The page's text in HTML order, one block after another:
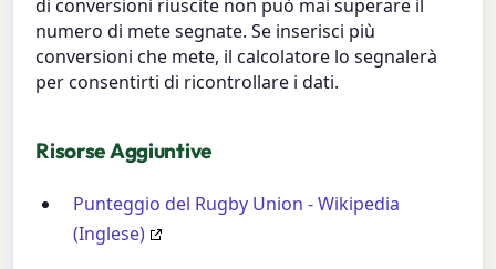
di conversioni riuscite non può mai superare il
numero di mete segnate. Se inserisci più
conversioni che mete, il calcolatore lo segnalerà
per consentirti di ricontrollare i dati.
Risorse Aggiuntive
Punteggio del Rugby Union - Wikipedia
(Inglese)